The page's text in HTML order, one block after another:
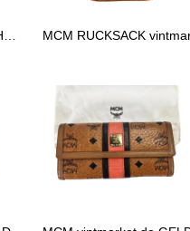
MCM SCHULTERTASCHE vintmarket.de TASCHE CROSSBODY BEIGE 2574